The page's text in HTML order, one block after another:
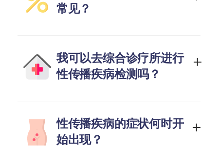
常见？
我可以去综合诊疗所进行
性传播疾病检测吗？
性传播疾病的症状何时开
始出现？